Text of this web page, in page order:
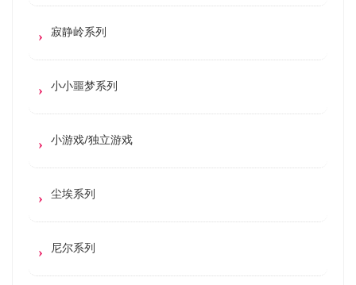
寂静岭系列
小小噩梦系列
小游戏/独立游戏
尘埃系列
尼尔系列